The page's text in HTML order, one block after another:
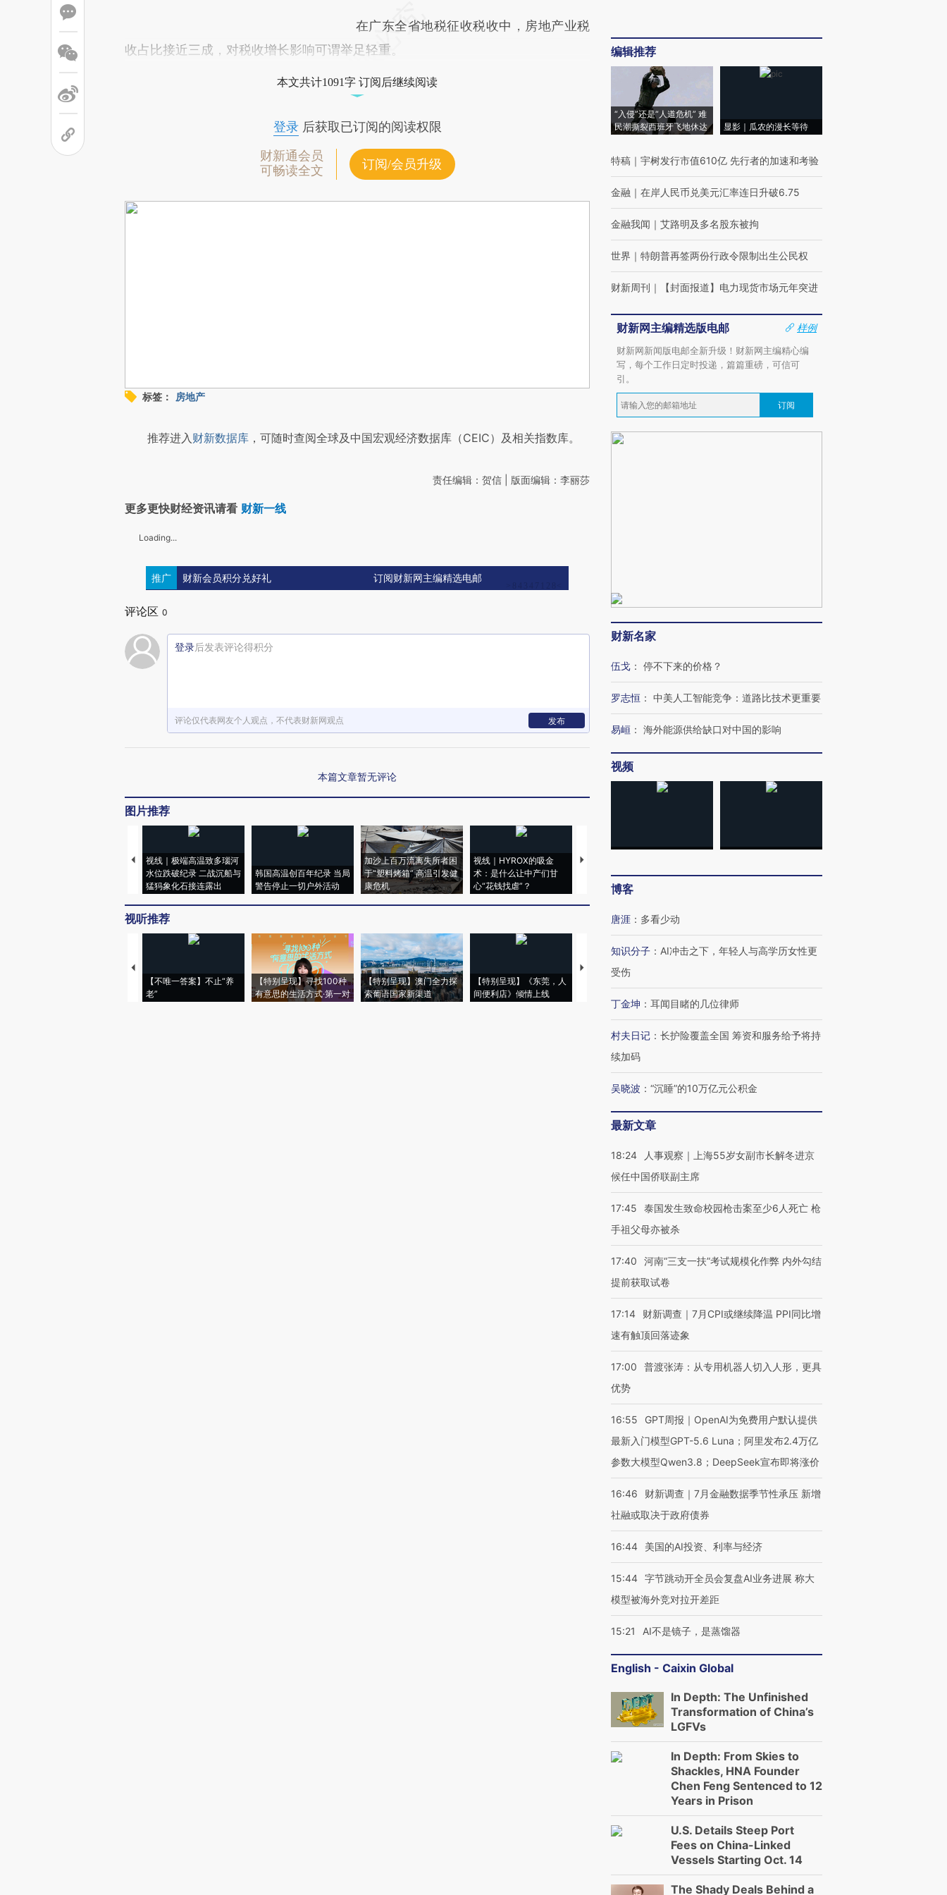
在广东全省地税征收税收中，房地产业税
收占比接近三成，对税收增长影响可谓举足轻重。
本文共计1091字 订阅后继续阅读
登录后获取已订阅的阅读权限
财新通会员
可畅读全文
订阅/会员升级
标签： 房地产
推荐进入财新数据库 ，可随时查阅全球及中国宏观经济数据库（CEIC）及相关指数库。
责任编辑：贺信 | 版面编辑：李丽莎
更多更快财经资讯请看 财新一线
Loading...
推广 财新会员积分兑好礼 订阅财新网主编精选电邮
评论区 0
登录后发表评论得积分
评论仅代表网友个人观点，不代表财新网观点 发布
本篇文章暂无评论
图片推荐
视线｜极端高温致多瑙河
水位跌破纪录 二战沉船与
猛犸象化石接连露出
韩国高温创百年纪录 当局
警告停止一切户外活动
加沙上百万流离失所者困
于“塑料烤箱” 高温引发健
康危机
视线｜HYROX的吸金
术：是什么让中产们甘
心“花钱找虐”？
马航飞行员跨国走私7万
粒摇头丸 尿检体内含3种
度Z世代 用街头抗争将教
机”？难民潮撕裂西班牙
视听推荐
【不唯一答案】不止“养
老”
【特别呈现】寻找100种
有意思的生活方式·第一对
【特别呈现】澳门全力探
索葡语国家新渠道
【特别呈现】《东莞，人
间便利店》倾情上线
【推广】走进第四届链博
编辑推荐
“入侵”还是“人道危机” 难
民潮撕裂西班牙飞地休达
显影｜瓜农的漫长等待
特稿 ｜ 宇树发行市值610亿 先行者的加速和考验
金融 ｜ 在岸人民币兑美元汇率连日升破6.75
金融我闻 ｜ 艾路明及多名股东被拘
世界 ｜ 特朗普再签两份行政令限制出生公民权
财新周刊 ｜ 【封面报道】电力现货市场元年突进
财新网主编精选版电邮
样例
财新网新闻版电邮全新升级！财新网主编精心编
写，每个工作日定时投递，篇篇重磅，可信可
引。
订阅
财新名家
伍戈 ： 停不下来的价格？
罗志恒 ： 中美人工智能竞争：道路比技术更重要
易峘 ： 海外能源供给缺口对中国的影响
视频
博客
唐涯 ： 多看少动
知识分子 ： AI冲击之下，年轻人与高学历女性更
受伤
丁金坤 ： 耳闻目睹的几位律师
村夫日记 ： 长护险覆盖全国 筹资和服务给予将持
续加码
吴晓波 ： “沉睡”的10万亿元公积金
最新文章
18:24
人事观察｜上海55岁女副市长解冬进京
候任中国侨联副主席
17:45
泰国发生致命校园枪击案至少6人死亡 枪
手祖父母亦被杀
17:40
河南“三支一扶”考试规模化作弊 内外勾结
提前获取试卷
17:14
财新调查｜7月CPI或继续降温 PPI同比增
速有触顶回落迹象
17:00
普渡张涛：从专用机器人切入人形，更具
优势
16:55
GPT周报｜OpenAI为免费用户默认提供
最新入门模型GPT-5.6 Luna；阿里发布2.4万亿
参数大模型Qwen3.8；DeepSeek宣布即将涨价
16:46
财新调查｜7月金融数据季节性承压 新增
社融或取决于政府债券
16:44 美国的AI投资、利率与经济
15:44 字节跳动开全员会复盘AI业务进展 称大
模型被海外竞对拉开差距
15:21 AI不是镜子，是蒸馏器
English - Caixin Global
In Depth: The Unfinished
Transformation of China’s
LGFVs
In Depth: From Skies to
Shackles, HNA Founder
Chen Feng Sentenced to 12
Years in Prison
U.S. Details Steep Port
Fees on China-Linked
Vessels Starting Oct. 14
The Shady Deals Behind a